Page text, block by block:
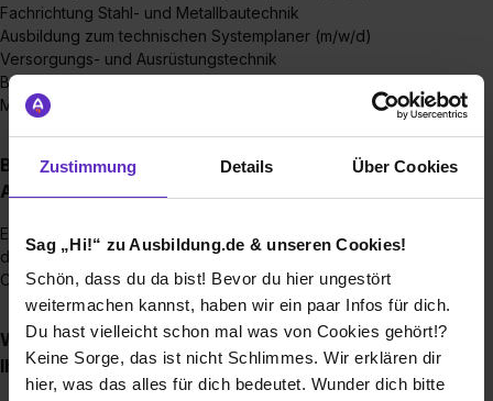
Zustimmung Details Über Cookies
Sag „Hi!“ zu Ausbildung.de & unseren Cookies!
Schön, dass du da bist! Bevor du hier ungestört
weitermachen kannst, haben wir ein paar Infos für dich.
Du hast vielleicht schon mal was von Cookies gehört!?
Keine Sorge, das ist nicht Schlimmes. Wir erklären dir
hier, was das alles für dich bedeutet. Wunder dich bitte
Fachrichtung Stahl- und Metallbautechnik
Ausbildung zum technischen Systemplaner (m/w/d)
Versorgungs- und Ausrüstungstechnik
Bauzeichner (m/w/d)
Metallbauer der Fachrichtung Konstruktionstechnik (m/w/d)
Bis wann muss man sich für einen
Ausbildungsplatz bewerben?
Es gibt keine feste Frist für die Bewerbung. Je früher du
deine Unterlagen einreichst, desto höher sind deine
Chancen auf eine Zusage für die Ausbildung.
Wie viele Ausbildungsstellen werden jährlich bei
Ihnen ausgeschrieben?